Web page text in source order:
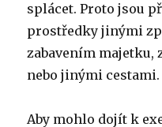
splácet. Proto jsou
prostředky jinými
zabavením majetku,
nebo jinými cestami.
Aby mohlo dojít k